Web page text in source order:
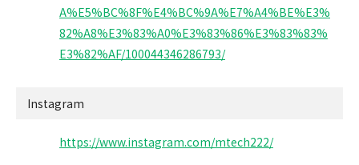
A%E5%BC%8F%E4%BC%9A%E7%A4%BE%E3%
82%A8%E3%83%A0%E3%83%86%E3%83%83%
E3%82%AF/100044346286793/
Instagram
https://www.instagram.com/mtech222/